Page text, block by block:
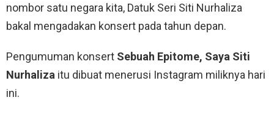
nombor satu negara kita, Datuk Seri Siti Nurhaliza
bakal mengadakan konsert pada tahun depan.
Pengumuman konsert Sebuah Epitome, Saya Siti
Nurhaliza itu dibuat menerusi Instagram miliknya hari
ini.